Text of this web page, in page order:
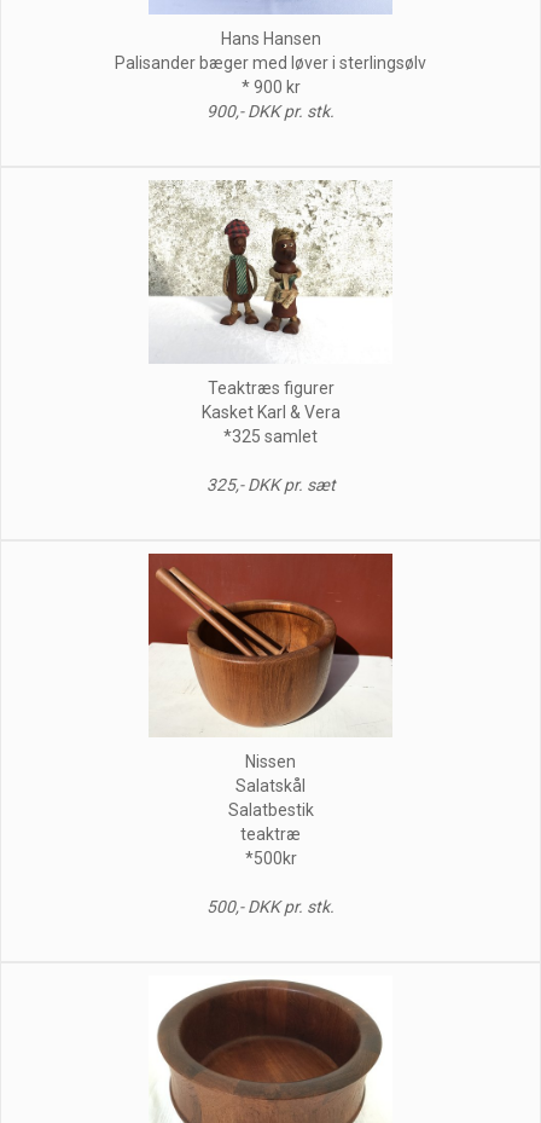
Hans Hansen
Palisander bæger med løver i sterlingsølv
* 900 kr
900,- DKK pr. stk.
Teaktræs figurer
Kasket Karl & Vera
*325 samlet
325,- DKK pr. sæt
Nissen
Salatskål
Salatbestik
teaktræ
*500kr
500,- DKK pr. stk.